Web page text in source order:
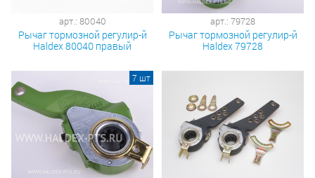
арт.: 80040
Рычаг тормозной регулир-й
Haldex 80040 правый
арт.: 79728
Рычаг тормозной регулир-й
Haldex 79728
7 шт